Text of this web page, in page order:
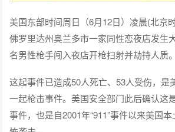
美国东部时间周日（6月12日）凌晨(北京
佛罗里达州奥兰多市一家同性恋夜店发生
名男性枪手闯入夜店开枪扫射并劫持人质。
这起事件已造成50人死亡、53人受伤，是
一起枪击事件。美国安全部门此后确认这
事件，也是自2001年“911”事件以来美国